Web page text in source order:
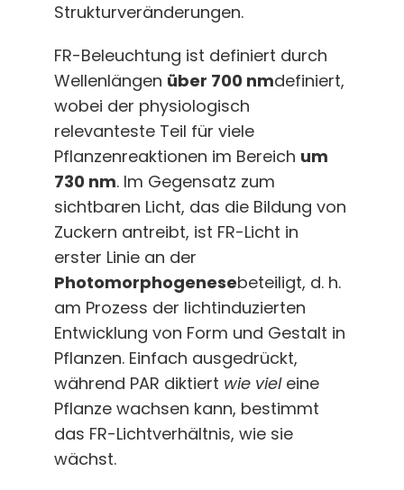
Strukturveränderungen.
FR-Beleuchtung ist definiert durch
Wellenlängen über 700 nmdefiniert,
wobei der physiologisch
relevanteste Teil für viele
Pflanzenreaktionen im Bereich um
730 nm. Im Gegensatz zum
sichtbaren Licht, das die Bildung von
Zuckern antreibt, ist FR-Licht in
erster Linie an der
Photomorphogenesebeteiligt, d. h.
am Prozess der lichtinduzierten
Entwicklung von Form und Gestalt in
Pflanzen. Einfach ausgedrückt,
während PAR diktiert wie vieleine
Pflanze wachsen kann, bestimmt
das FR-Lichtverhältnis, wie sie
wächst.